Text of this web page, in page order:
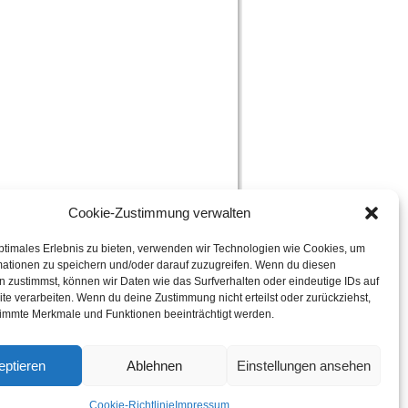
Cookie-Zustimmung verwalten
Erlebnis zu bieten, verwenden wir Technologien wie Cookies, um
zu speichern und/oder darauf zuzugreifen. Wenn du diesen
zustimmst, können wir Daten wie das Surfverhalten oder eindeutige IDs auf
verarbeiten. Wenn du deine Zustimmung nicht erteilst oder zurückziehst,
Merkmale und Funktionen beeinträchtigt werden.
Ablehnen Einstellungen ansehen
Cookie-Richtlinie Impressum